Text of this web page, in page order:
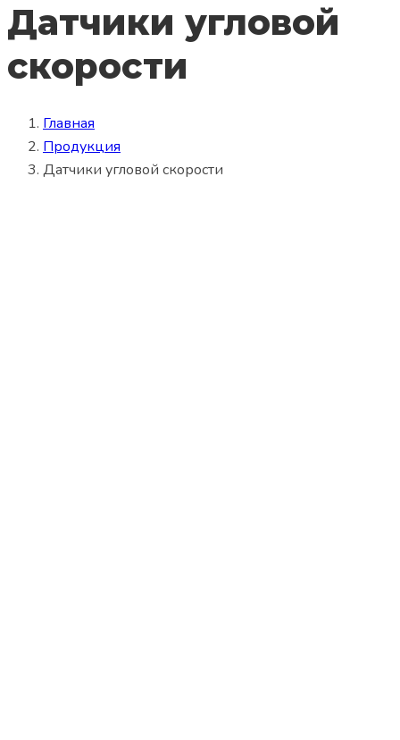
Датчики угловой
скорости
Главная
Продукция
Датчики угловой скорости